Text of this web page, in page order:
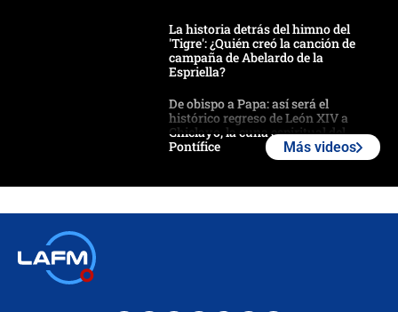
La historia detrás del himno del
'Tigre': ¿Quién creó la canción de
campaña de Abelardo de la
Espriella?
De obispo a Papa: así será el
histórico regreso de León XIV a
Chiclayo, la cuna espiritual del
Pontífice
Más videos